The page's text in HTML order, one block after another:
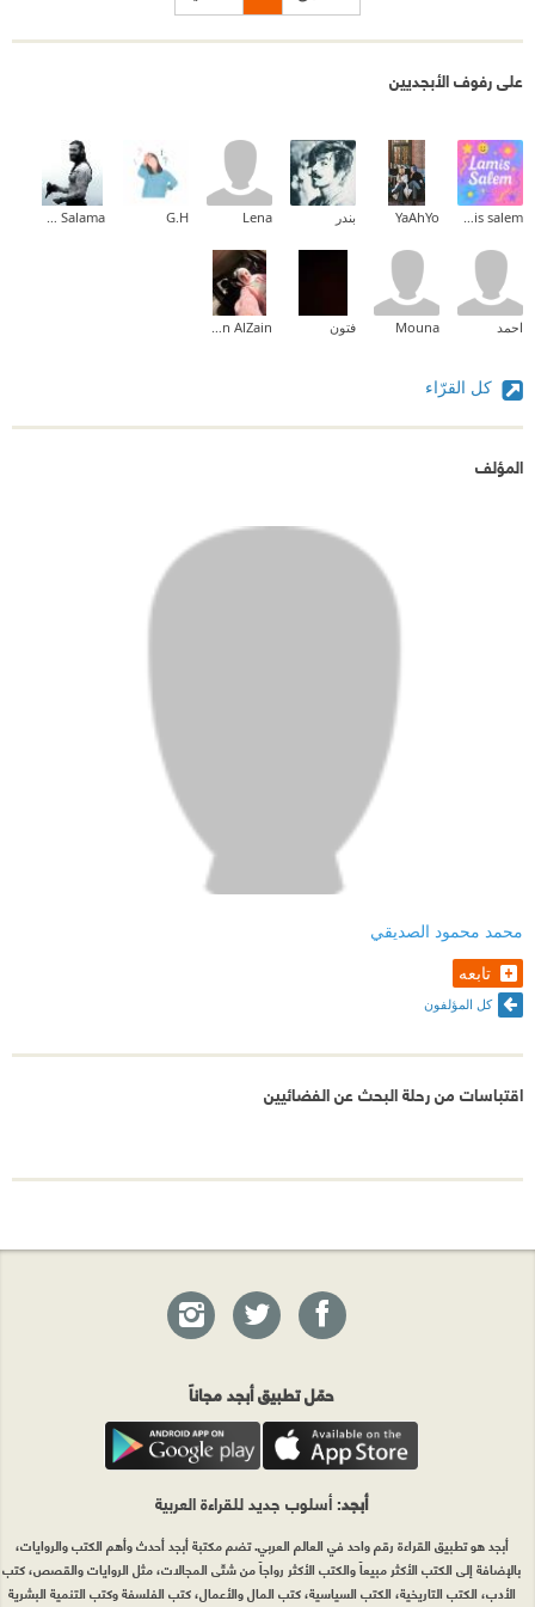
على رفوف الأبجديين
lamis salem
YaAhYo بندر Lena
G.H
Karam Salama
احمد Mouna فتون Nesreen AlZain
كل القرّاء
المؤلف
محمد محمود الصديقي
تابعه
كل المؤلفون
اقتباسات من رحلة البحث عن الفضائيين
حمّل تطبيق أبجد مجاناً
أبجد: أسلوب جديد للقراءة العربية
أبجد هو تطبيق القراءة رقم واحد في العالم العربي. تضم مكتبة أبجد أحدث وأهم الكتب والروايات،
بالإضافة إلى الكتب الأكثر مبيعاً والكتب الأكثر رواجاً من شتّى المجالات، مثل الروايات والقصص، كتب
الأدب، الكتب التاريخية، الكتب السياسية، كتب المال والأعمال، كتب الفلسفة وكتب التنمية البشرية